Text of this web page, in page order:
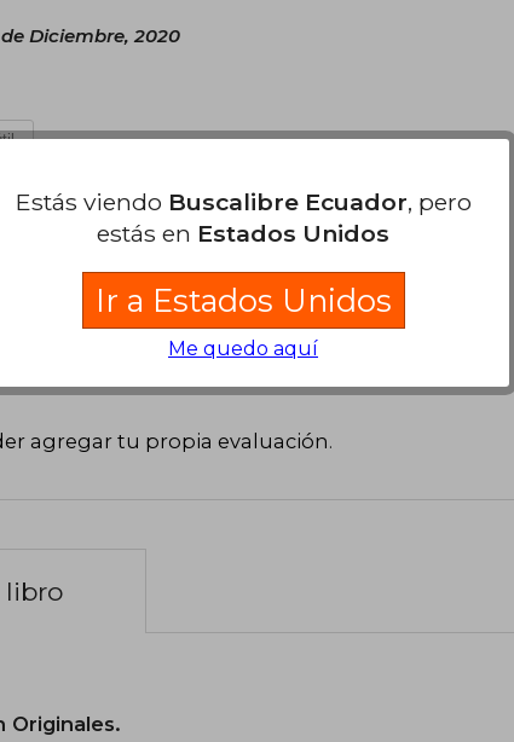
Diciembre, 2020
Noviembre, 2021
agregar tu propia evaluación.
libro
Originales.
Estás viendo Buscalibre Ecuador, pero
estás en Estados Unidos
Ir a Estados Unidos
Me quedo aquí